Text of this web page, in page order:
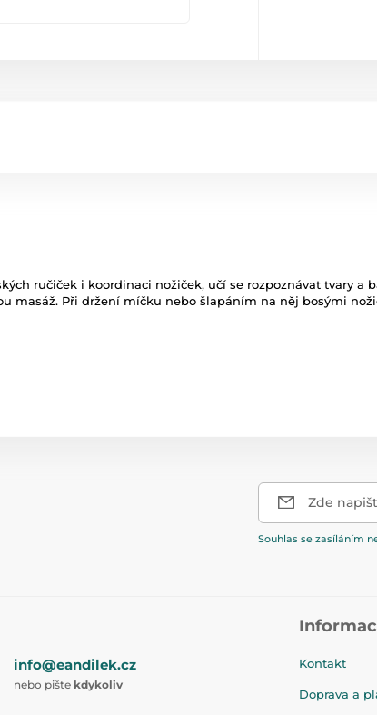
ručiček i koordinaci nožiček, učí se rozpoznávat tvary a
masáž. Při držení míčku nebo šlapáním na něj bosými
Zde
Souhlas se zasíláním
info@eandilek.cz
nebo pište kdykoliv
Kontakt
Doprava a